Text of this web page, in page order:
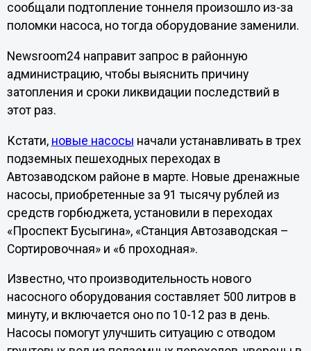
сообщали подтопление тоннеля произошло из-за
поломки насоса, но тогда оборудование заменили.
Newsroom24 направит запрос в районную
администрацию, чтобы выяснить причину
затопления и сроки ликвидации последствий в
этот раз.
Кстати, новые насосы начали устанавливать в трех
подземных пешеходных переходах в
Автозаводском районе в марте. Новые дренажные
насосы, приобретенные за 91 тысячу рублей из
средств горбюджета, установили в переходах
«Проспект Бусыгина», «Станция Автозаводская –
Сортировочная» и «6 проходная».
Известно, что производительность нового
насосного оборудования составляет 500 литров в
минуту, и включается оно по 10-12 раз в день.
Насосы помогут улучшить ситуацию с отводом